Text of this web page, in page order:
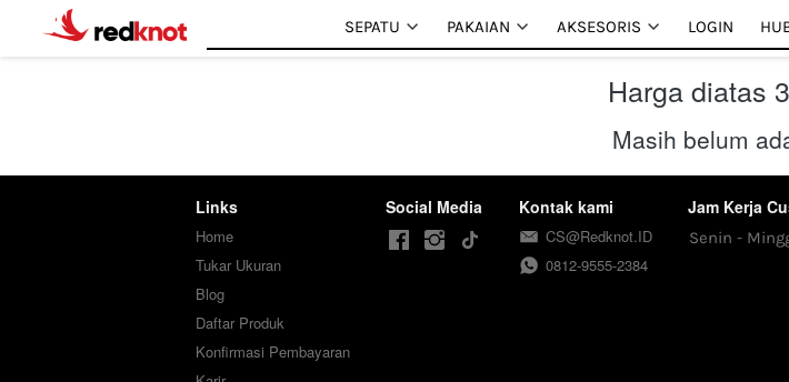
SEPATU PAKAIAN AKSESORIS LOGIN
SEPATU PAKAIAN AKSESORIS LOGIN
Harga diatas
Masih belum
Links
Home
Tukar Ukuran
Blog
Daftar Produk
Konfirmasi Pembayaran
Social Media Kontak kami
CS@Redknot.ID
0812-9555-2384
Jam Kerja
Senin -